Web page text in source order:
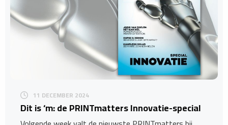
11 DECEMBER 2024
Dit is ‘m: de PRINTmatters Innovatie-special